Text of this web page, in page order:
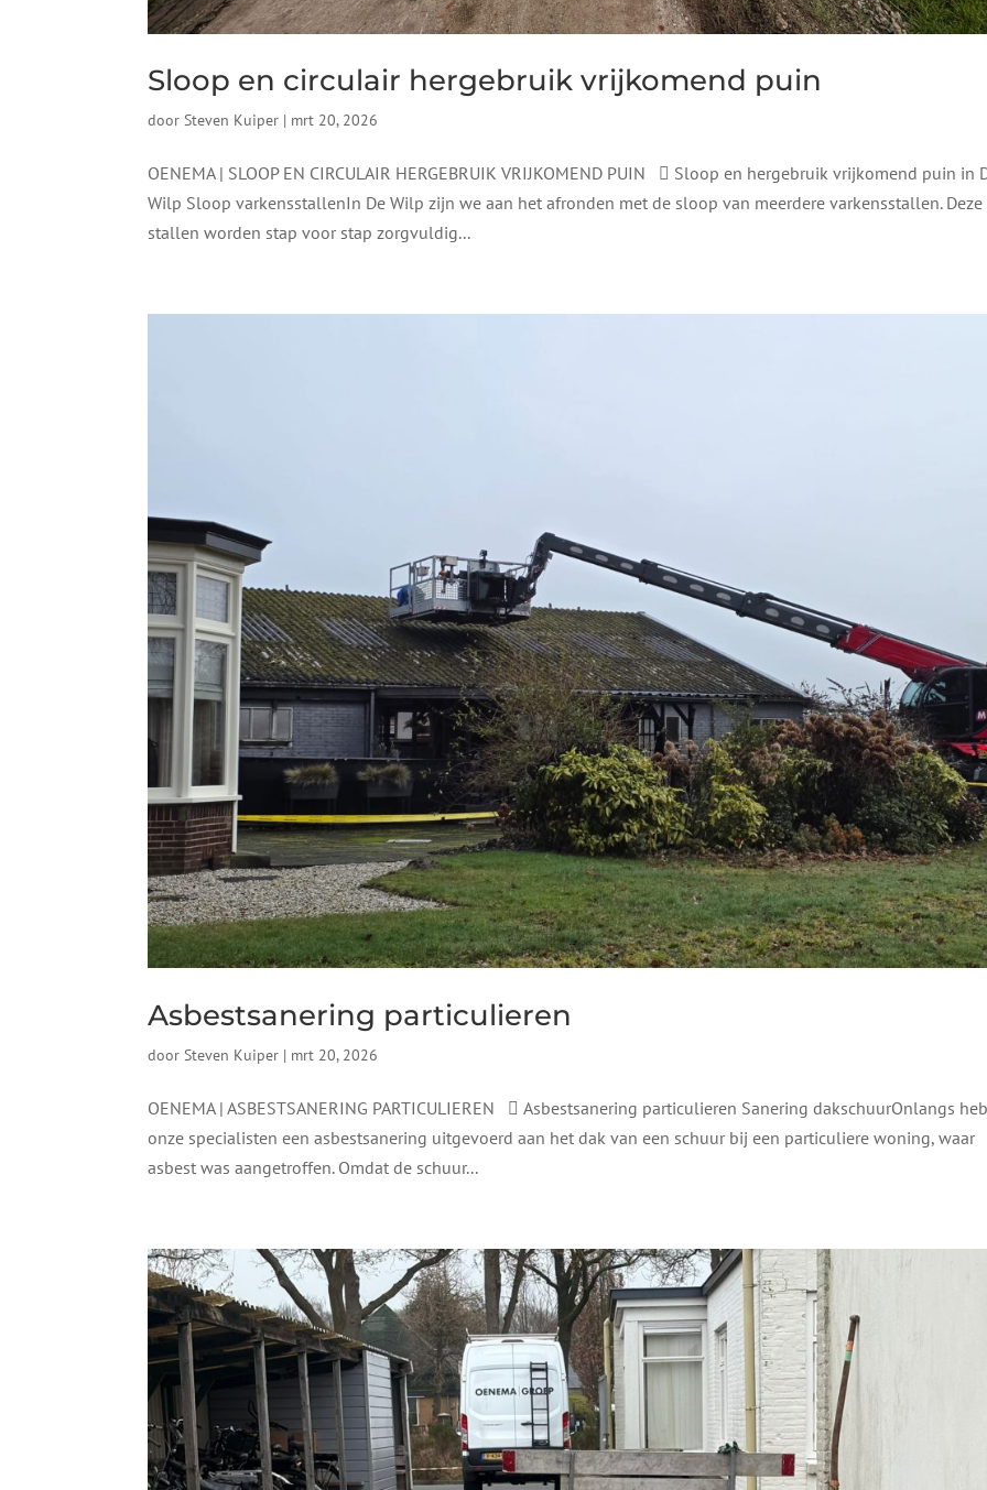
Sloop en circulair hergebruik vrijkomend puin
doorSteven Kuiper | mrt 20, 2026
OENEMA | SLOOP EN CIRCULAIR HERGEBRUIK VRIJKOMEND PUIN  Sloop en hergebruik vrijkomend puin in
Wilp Sloop varkensstallenIn De Wilp zijn we aan het afronden met de sloop van meerdere varkensstallen. Deze
stallen worden stap voor stap zorgvuldig...
Asbestsanering particulieren
doorSteven Kuiper | mrt 20, 2026
OENEMA | ASBESTSANERING PARTICULIEREN  Asbestsanering particulieren Sanering dakschuurOnlangs
onze specialisten een asbestsanering uitgevoerd aan het dak van een schuur bij een particuliere woning, waar
asbest was aangetroffen. Omdat de schuur...